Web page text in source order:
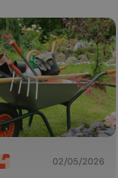
02/05/2026